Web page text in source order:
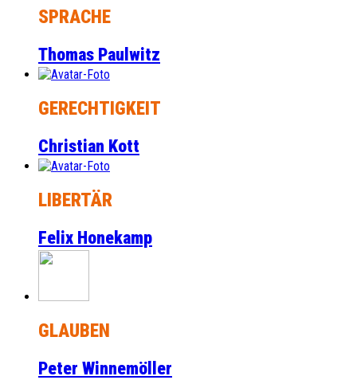
SPRACHE
Thomas Paulwitz
GERECHTIGKEIT
Christian Kott
LIBERTÄR
Felix Honekamp
GLAUBEN
Peter Winnemöller